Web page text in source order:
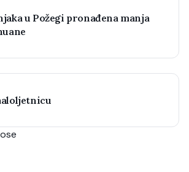
u Požegi pronađena manja